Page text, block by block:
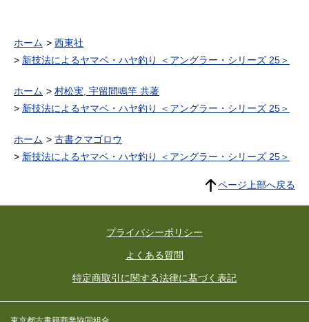
ホーム
西東社
新技法によるヤマベ・ハヤ釣り ＜アングラー・シリーズ 25＞
ホーム
村松実, 宇留間鳴竿 共著
新技法によるヤマベ・ハヤ釣り ＜アングラー・シリーズ 25＞
ホーム
古書クマゴロウ
新技法によるヤマベ・ハヤ釣り ＜アングラー・シリーズ 25＞
ページ上部へ戻る
プライバシーポリシー
よくある質問
特定商取引に関する法律に基づく表記